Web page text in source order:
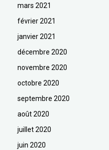
mars 2021
février 2021
janvier 2021
décembre 2020
novembre 2020
octobre 2020
septembre 2020
août 2020
juillet 2020
juin 2020